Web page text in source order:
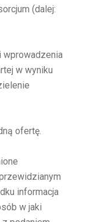
(dalej:
wprowadzenia
w wyniku
ofertę.
informacja
w jaki